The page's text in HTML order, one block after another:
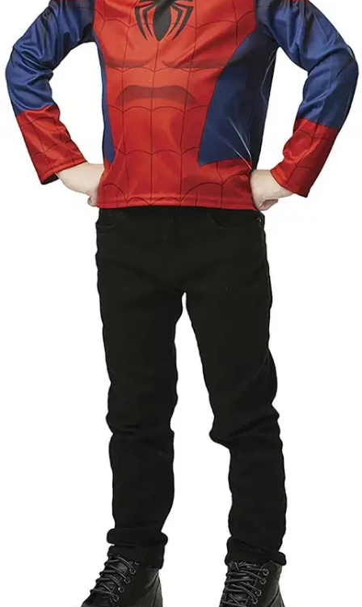
Tuotekuvaus
Spiderman asu ja muovinen maski. Täydellinen valinta teemajuhliin,
syntymäpäiväjuhliin, Halloweeniin tai vain hauskaan roolileikkiin
kotona.
VAROITUS! VARO AVOTULTA;VAROITUS! Tukehtumisvaara
- Pieniä osia. Kuristumisvaara - Pitkä naru tai pitkä
ketju;VAROITUS! Säilytä pakkaus ja osoite myöhempää tarvetta
Ominaisuudet
Oletko tyytyväinen tuotetietoihin?
Ovatko tuotetiedot riittävät? Jos tuotetiedoissa on puutteita tai niitä
voisi muuten parantaa, anna palautetta.
Avautuu uuteen välilehteen
Ilmainen palautus 30 päivää.*
Nouto myymälästä ilman toimituskuluja.
Asiakasomistajalle Bonusta jopa 5 %.*
Verkkokauppa